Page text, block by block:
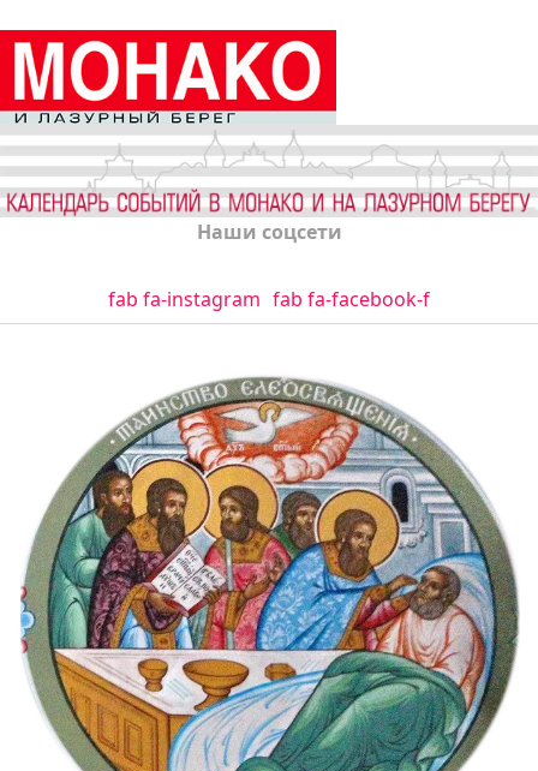
Наши соцсети
fab fa-instagram fab fa-facebook-f